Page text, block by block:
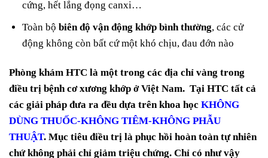
cứng, hết lắng đọng canxi…
Toàn bộbiên độ vận động khớp bình thường, các cử
động không còn bất cứ một khó chịu, đau đớn nào
Phòng khám HTC là một trong các địa chỉ vàng trong
điều trị bệnh cơ xương khớp ở Việt Nam. Tại HTC tất cả
các giải pháp đưa ra đều dựa trên khoa học KHÔNG
DÙNG THUỐC-KHÔNG TIÊM-KHÔNG PHẪU
THUẬT. Mục tiêu điều trị là phục hồi hoàn toàn tự nhiên
chứ không phải chỉ giảm triệu chứng. Chỉ có như vậy